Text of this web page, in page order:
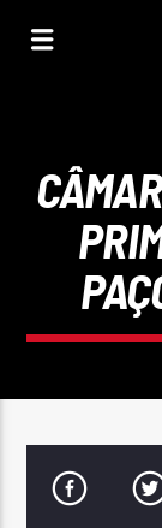
97.1FM E 107.8